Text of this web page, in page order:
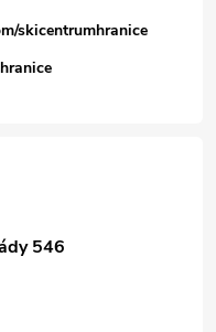
skicentrumhranice
546